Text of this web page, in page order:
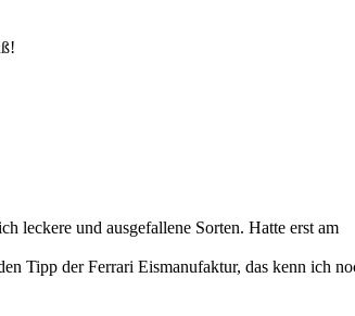
leckere und ausgefallene Sorten. Hatte erst am
Tipp der Ferrari Eismanufaktur, das kenn ich